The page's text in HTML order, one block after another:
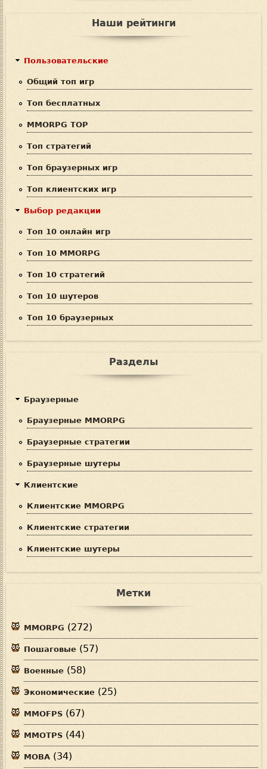
Наши рейтинги
Пользовательские
Общий топ игр
Топ бесплатных
MMORPG TOP
Топ стратегий
Топ браузерных игр
Топ клиентских игр
Выбор редакции
Топ 10 онлайн игр
Топ 10 MMORPG
Топ 10 стратегий
Топ 10 шутеров
Топ 10 браузерных
Разделы
Браузерные
Браузерные MMORPG
Браузерные стратегии
Браузерные шутеры
Клиентские
Клиентские MMORPG
Клиентские стратегии
Клиентские шутеры
Метки
MMORPG (272)
Пошаговые (57)
Военные (58)
Экономические (25)
MMOFPS (67)
MMOTPS (44)
MOBA (34)